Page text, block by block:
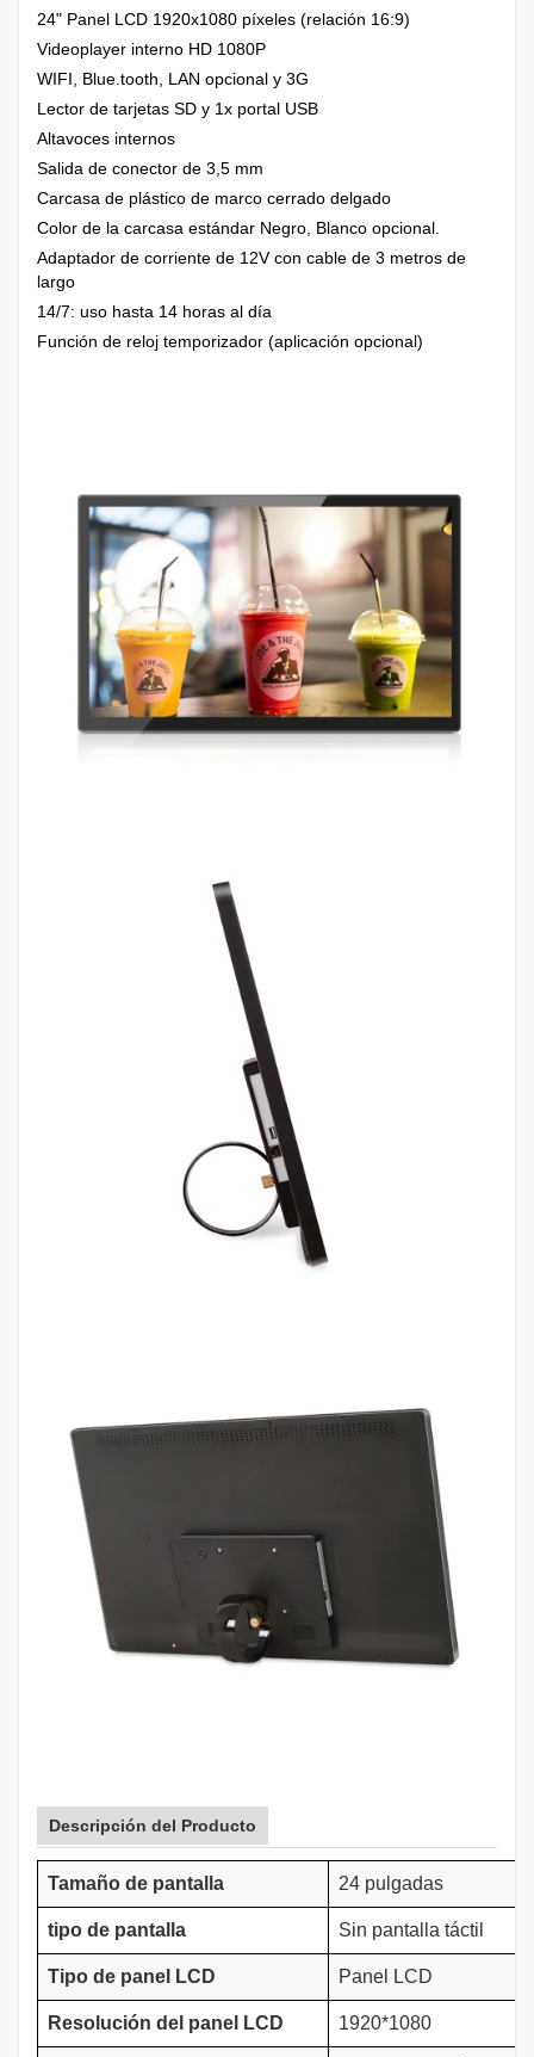
24" Panel LCD 1920x1080 píxeles (relación 16:9)
Videoplayer interno HD 1080P
WIFI, Blue.tooth, LAN opcional y 3G
Lector de tarjetas SD y 1x portal USB
Altavoces internos
Salida de conector de 3,5 mm
Carcasa de plástico de marco cerrado delgado
Color de la carcasa estándar Negro, Blanco opcional.
Adaptador de corriente de 12V con cable de 3 metros de
largo
14/7: uso hasta 14 horas al día
Función de reloj temporizador (aplicación opcional)
Descripción del Producto
Tamaño de pantalla 24 pulgadas
tipo de pantalla Sin pantalla táctil
Tipo de panel LCD Panel LCD
Resolución del panel LCD 1920*1080